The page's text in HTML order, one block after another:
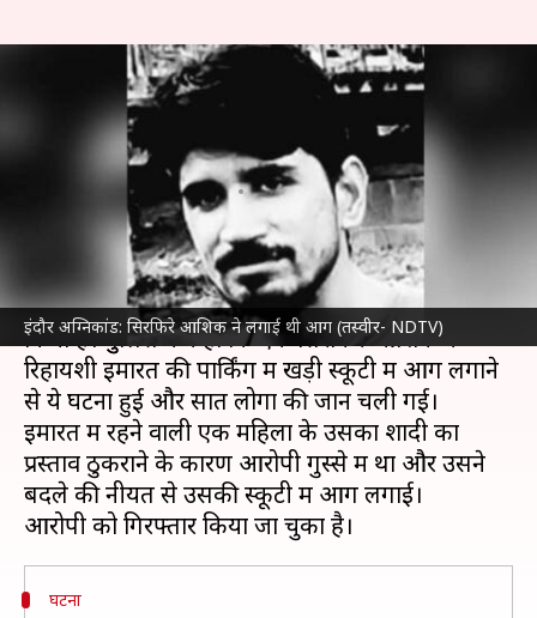
इंदौर अग्निकांड: सिरफिरे आशिक ने लगाई थी आग (तस्वीर- NDTV)
इंदौर अग्निकांड: सिरफिरे आशिक ने
लगाई थी आग, शादी का प्रस्ताव
ठुकराने से था नाराज
May 08, 2022 01:33 pm
इंदौर अग्निकांडमें मध्य प्रदेश पुलिस ने एक बड़ा खुलासा
किया है। पुुलिस ने कहा कि एक सिरफिरे आशिक के
रिहायशी इमारत की पार्किंग में खड़ी स्कूटी में आग लगाने
से ये घटना हुई और सात लोगों की जान चली गई।
इमारत में रहने वाली एक महिला के उसका शादी का
प्रस्ताव ठुकराने के कारण आरोपी गुस्से में था और उसने
बदले की नीयत से उसकी स्कूटी में आग लगाई।
घटना